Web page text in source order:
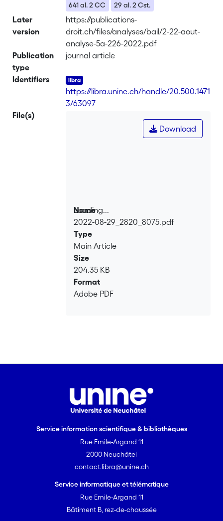
641 al. 2 CC
29 al. 2 Cst.
Later
version
https://publications-
droit.ch/files/analyses/bail/2-22-aout-
analyse-5a-226-2022.pdf
Publication
type
journal article
Identifiers
https://libra.unine.ch/handle/20.500.1471
3/63097
File(s)
Loading...
Loading...
Download
Name
2022-08-29_2820_8075.pdf
Type
Main Article
Size
204.35 KB
Format
Adobe PDF
Service information scientifique & bibliothèques
Rue Emile-Argand 11
2000 Neuchâtel
contact.libra@unine.ch
Service informatique et télématique
Rue Emile-Argand 11
Bâtiment B, rez-de-chaussée